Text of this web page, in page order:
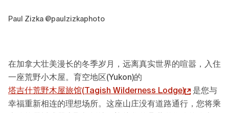
Paul Zizka @paulzizkaphoto
在加拿大壮美漫长的冬季岁月，远离真实世界的喧嚣，入住
一座荒野小木屋。育空地区(Yukon)的
塔吉什荒野木屋旅馆( Tagish Wilderness Lodge)
是您与
幸福重新相连的理想场所。这座山庄没有道路通行，您将乘